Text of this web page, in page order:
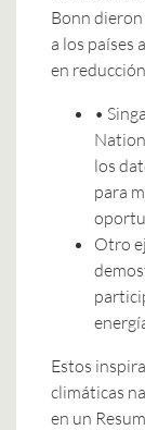
Bonn
a los países
en
•
los
para
Otro
Estos
climáticas
en un